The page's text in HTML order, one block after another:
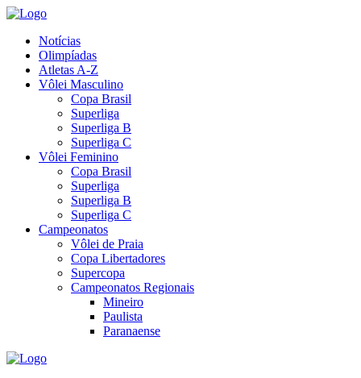
Notícias
Olimpíadas
Atletas A-Z
Vôlei Masculino
Copa Brasil
Superliga
Superliga B
Superliga C
Vôlei Feminino
Copa Brasil
Superliga
Superliga B
Superliga C
Campeonatos
Vôlei de Praia
Copa Libertadores
Supercopa
Campeonatos Regionais
Mineiro
Paulista
Paranaense